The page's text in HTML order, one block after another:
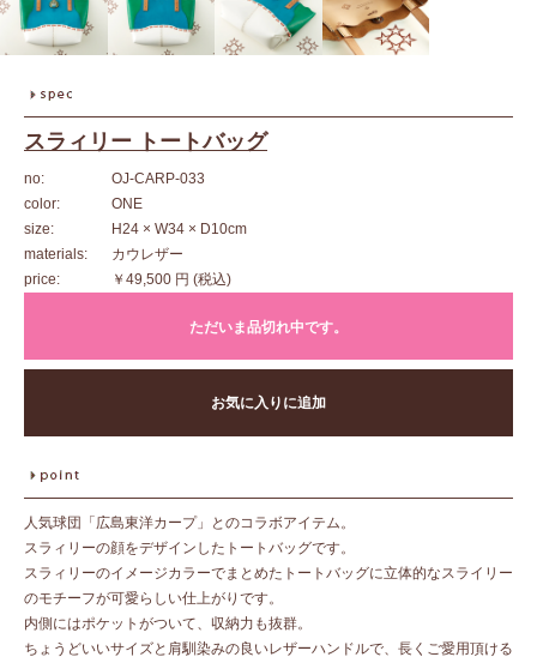
スラィリー トートバッグ
no:
OJ-CARP-033
color:
ONE
size:
H24 × W34 × D10cm
materials:
カウレザー
price:
￥49,500 円 (税込)
ただいま品切れ中です。
お気に入りに追加
人気球団「広島東洋カープ」とのコラボアイテム。
スラィリーの顔をデザインしたトートバッグです。
スラィリーのイメージカラーでまとめたトートバッグに立体的なスライリー
のモチーフが可愛らしい仕上がりです。
内側にはポケットがついて、収納力も抜群。
ちょうどいいサイズと肩馴染みの良いレザーハンドルで、長くご愛用頂ける